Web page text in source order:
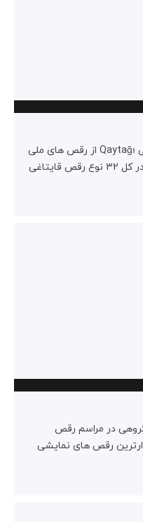
رقص قایتاغی Qaytağı رقص قایتاغی Qaytağı از رقص های ملی
آذربایجان و قفقاز به شمار می آید. در کل 32 نوع رقص قایتاغی
در مراسم رقص
رقص های نمایشی